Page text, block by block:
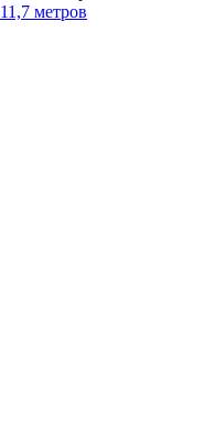
метров